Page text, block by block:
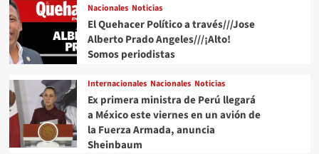
Nacionales Noticias
El Quehacer Político a través///Jose
Alberto Prado Angeles///¡Alto!
Somos periodistas
Internacionales Nacionales Noticias
Ex primera ministra de Perú llegará
a México este viernes en un avión de
la Fuerza Armada, anuncia
Sheinbaum